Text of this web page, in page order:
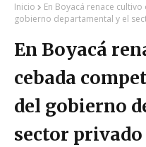
Inicio
En Boyacá renace
gobierno departamental y el
En Boyacá
cebada
del gobierno
sector privado